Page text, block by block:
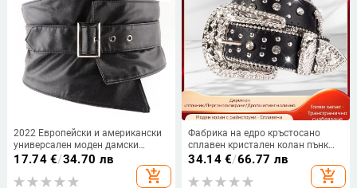
2022 Европейски и американски
универсален моден дамски
декоративен колан от имитация
на кожа PU с широка талия,
подреден външен колан с
17.74€/34.70 лв
add_shopping_cart
Фабрика на едро кръстосано
сплавен кристален колан пънк
стил моден колан личност
западен деним аксесоари за
облекло
34.14€/66.77 лв
add_shopping_cart